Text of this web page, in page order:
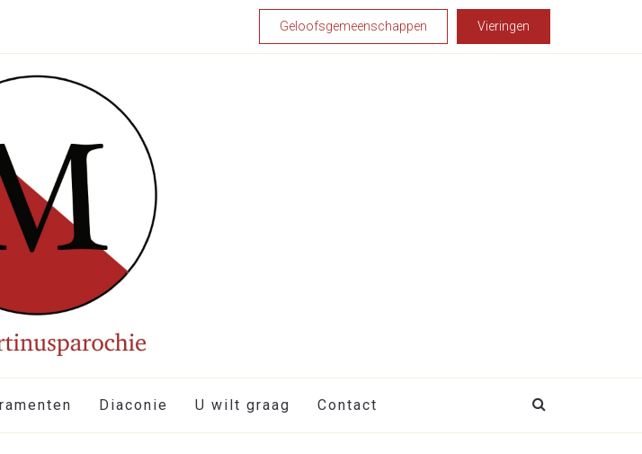
Geloofsgemeenschappen Vieringen
Diaconie U wilt graag Contact